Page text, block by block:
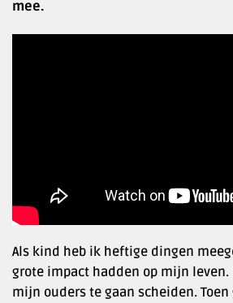
mee.
Als kind heb ik heftige dingen
grote impact hadden op mijn leven.
mijn ouders te gaan scheiden.